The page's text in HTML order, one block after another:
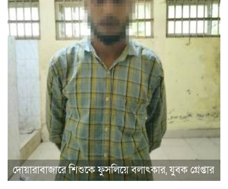
দোয়ারাবাজারে শিশুকে ফুসলিয়ে বলাৎকার, যুবক গ্রেপ্তার